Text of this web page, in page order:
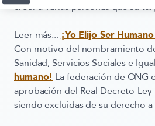
creer a varias personas que su
Leer más... ¡Yo Elijo Ser
Con motivo del nombramiento
Sanidad, Servicios Sociales e
humano! La federación de ONG
aprobación del Real Decreto-
siendo excluidas de su derecho